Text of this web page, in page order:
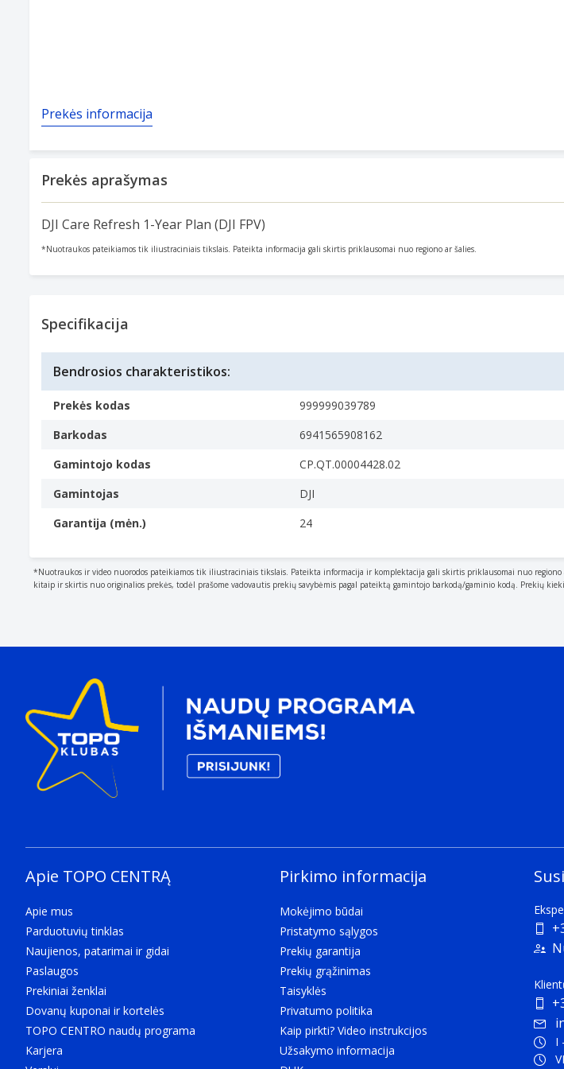
Prekės informacija
Prekės aprašymas
DJI Care Refresh 1-Year Plan (DJI FPV)
*Nuotraukos pateikiamos tik iliustraciniais tikslais. Pateikta informacija gali skirtis priklausomai nuo regiono ar šalies.
Specifikacija
Bendrosios charakteristikos:
Prekės kodas
999999039789
Barkodas
6941565908162
Gamintojo kodas
CP.QT.00004428.02
Gamintojas
DJI
Garantija (mėn.)
24
*Nuotraukos ir video nuorodos pateikiamos tik iliustraciniais tikslais. Pateikta informacija ir komplektacija gali skirtis priklausomai nuo
kitaip ir skirtis nuo originalios prekės, todėl prašome vadovautis prekių savybėmis pagal pateiktą gamintojo barkodą/gaminio kodą. Prekių
Apie TOPO CENTRĄ
Apie mus
Parduotuvių tinklas
Naujienos, patarimai ir gidai
Paslaugos
Prekiniai ženklai
Dovanų kuponai ir kortelės
TOPO CENTRO naudų programa
Karjera
Pirkimo informacija
Mokėjimo būdai
Pristatymo sąlygos
Prekių garantija
Prekių grąžinimas
Taisyklės
Privatumo politika
Kaip pirkti? Video instrukcijos
Užsakymo informacija
I